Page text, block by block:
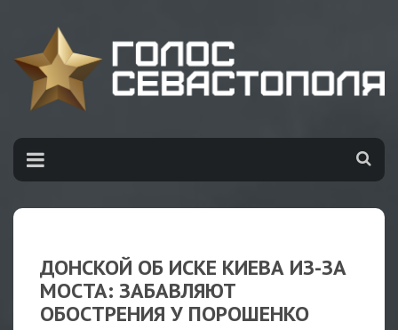
ДОНСКОЙ ОБ ИСКЕ КИЕВА ИЗ-ЗА
МОСТА: ЗАБАВЛЯЮТ
ОБОСТРЕНИЯ У ПОРОШЕНКО